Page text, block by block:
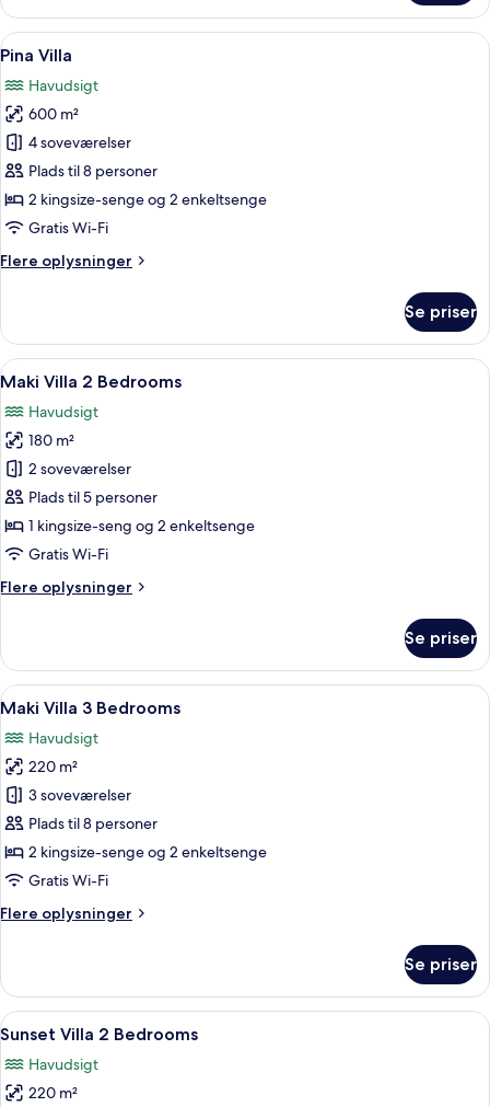
Corner
Terrace
Suite
View
Indlæs
alle
billeder
af
Pina
Villa
Et moderne soveværelse med en
6
Pina Villa
Havudsigt
600 m²
4 soveværelser
Plads til 8 personer
2 kingsize-senge og 2 enkeltsenge
Gratis Wi-Fi
Flere oplysninger
Flere
Villa
Se priser
Indlæs
alle
billeder
af
Maki
Villa
2
Bedrooms
Et moderne hotelværelse med en
6
Maki Villa 2 Bedrooms
Havudsigt
180 m²
2 soveværelser
Plads til 5 personer
1 kingsize-seng og 2 enkeltsenge
Gratis Wi-Fi
Flere oplysninger
Flere
Villa
Bedrooms
Se priser
Indlæs
alle
billeder
af
Maki
Villa
3
Bedrooms
Et moderne hus med
8
Maki Villa 3 Bedrooms
Havudsigt
220 m²
3 soveværelser
Plads til 8 personer
2 kingsize-senge og 2 enkeltsenge
Gratis Wi-Fi
Flere oplysninger
Flere
Villa
Bedrooms
Se priser
Indlæs
alle
billeder
af
Et moderne soveværelse med en
6
Sunset Villa 2 Bedrooms
Havudsigt
220 m²